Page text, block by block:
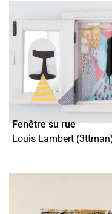
Fenêtre su rue
Louis Lambert